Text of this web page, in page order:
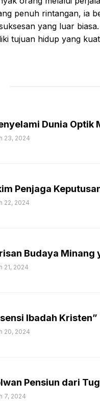
penuh rintangan, ia
yang luar
tujuan hidup yang
Dunia Optik
23, 2024
Penjaga
22, 2024
Budaya Minang
21, 2024
Ibadah Kristen”
20, 2024
Pensiun dari
7, 2024